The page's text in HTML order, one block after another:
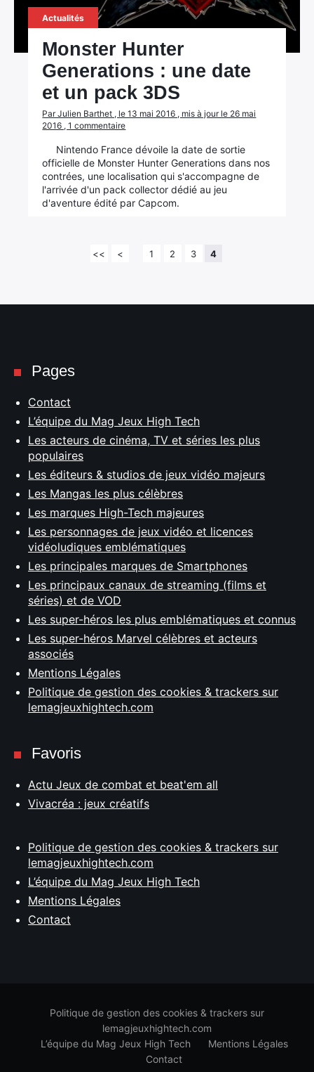
Actualités
Monster Hunter
Generations : une date
et un pack 3DS
Par Julien Barthet , le 13 mai 2016 , mis à jour le 26 mai
2016 , 1 commentaire
Nintendo France dévoile la date de sortie
officielle de Monster Hunter Generations dans nos
contrées, une localisation qui s'accompagne de
l'arrivée d'un pack collector dédié au jeu
d'aventure édité par Capcom.
<< < 1 2 3 4
Pages
Contact
L’équipe du Mag Jeux High Tech
Les acteurs de cinéma, TV et séries les plus
populaires
Les éditeurs & studios de jeux vidéo majeurs
Les Mangas les plus célèbres
Les marques High-Tech majeures
Les personnages de jeux vidéo et licences
vidéoludiques emblématiques
Les principales marques de Smartphones
Les principaux canaux de streaming (films et
séries) et de VOD
Les super-héros les plus emblématiques et connus
Les super-héros Marvel célèbres et acteurs
associés
Mentions Légales
Politique de gestion des cookies & trackers sur
lemagjeuxhightech.com
Favoris
Actu Jeux de combat et beat'em all
Vivacréa : jeux créatifs
Politique de gestion des cookies & trackers sur
lemagjeuxhightech.com
L’équipe du Mag Jeux High Tech
Mentions Légales
Contact
Politique de gestion des cookies & trackers sur
lemagjeuxhightech.com
L’équipe du Mag Jeux High Tech
Mentions Légales
Contact